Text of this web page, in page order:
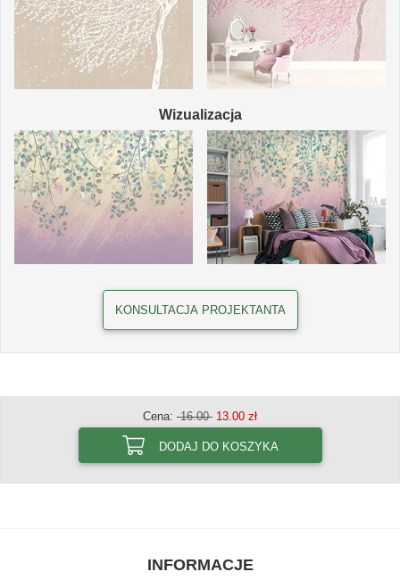
Wizualizacja
KONSULTACJA PROJEKTANTA
Cena: 16.00 13.00 zł
DODAJ DO KOSZYKA
INFORMACJE